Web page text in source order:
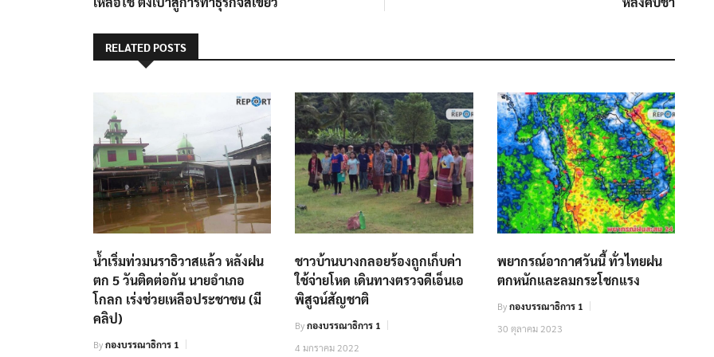
RELATED POSTS
น้ำเริ่มท่วมนราธิวาสแล้ว หลังฝน
ตก 5 วันติดต่อกัน นายอำเภอ
โกลก เร่งช่วยเหลือประชาชน (มี
คลิป)
Byกองบรรณาธิการ 1
ชาวบ้านบางกลอยร้องถูกเก็บค่า
ใช้จ่ายโหด เดินทางตรวจดีเอ็นเอ
พิสูจน์สัญชาติ
Byกองบรรณาธิการ 1
4 มกราคม 2022
พยากรณ์อากาศวันนี้ ทั่วไทยฝน
ตกหนักและลมกระโชกแรง
Byกองบรรณาธิการ 1
30 ตุลาคม 2023